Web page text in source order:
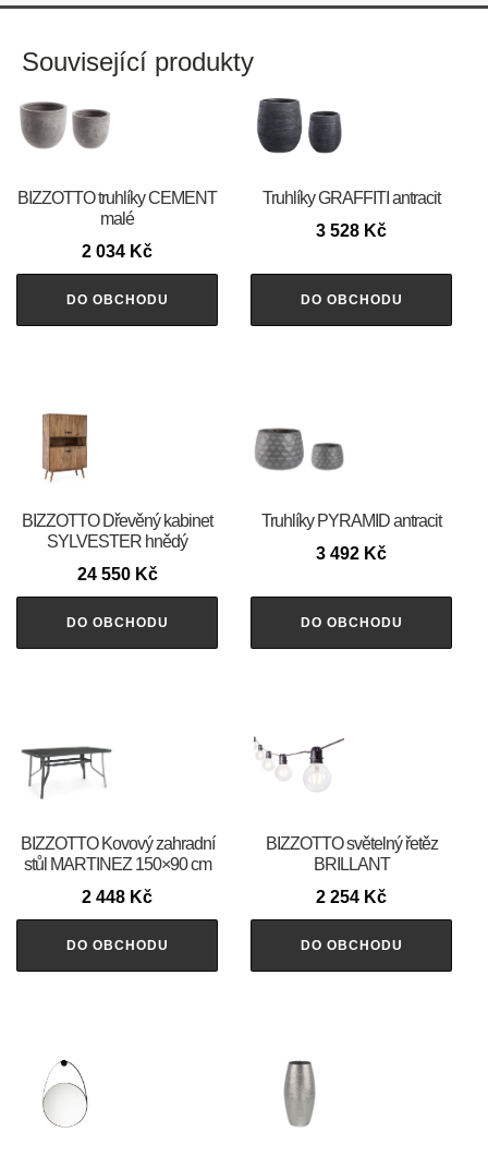
Související produkty
BIZZOTTO truhlíky CEMENT
malé
2 034 Kč
DO OBCHODU
Truhlíky GRAFFITI antracit
3 528 Kč
DO OBCHODU
BIZZOTTO Dřevěný kabinet
SYLVESTER hnědý
24 550 Kč
DO OBCHODU
Truhlíky PYRAMID antracit
3 492 Kč
DO OBCHODU
BIZZOTTO Kovový zahradní
stůl MARTINEZ 150×90 cm
2 448 Kč
DO OBCHODU
BIZZOTTO světelný řetěz
BRILLANT
2 254 Kč
DO OBCHODU